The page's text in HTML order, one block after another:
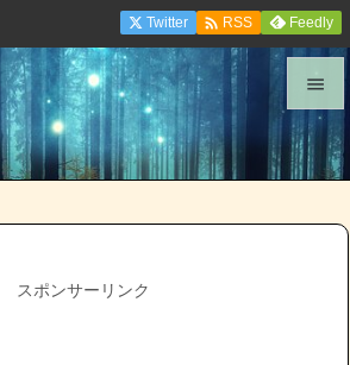


メニュ
サイド
Twitter  RSS Feedly
スポンサーリンク